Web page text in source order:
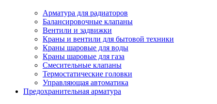
Арматура для радиаторов
Балансировочные клапаны
Вентили и задвижки
Краны и вентили для бытовой техники
Краны шаровые для воды
Краны шаровые для газа
Смесительные клапаны
Термостатические головки
Управляющая автоматика
Предохранительная арматура